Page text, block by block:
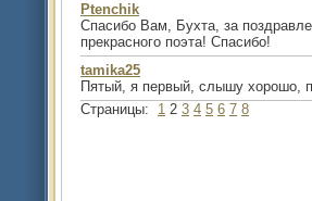
Ptenchik
Спасибо Вам, Бухта, за
прекрасного поэта! Спасибо!
tamika25
Пятый, я первый, слышу хорошо,
Страницы: 1 2 3 4 5 6 7 8